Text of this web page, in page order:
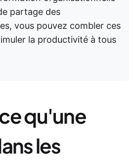
partage des
vous pouvez combler ces
la productivité à tous
qu'une
les